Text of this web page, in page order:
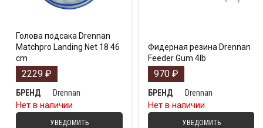
Голова подсакa Drennan
Matchpro Landing Net 18 46
cm
2229 ₽
БРЕНД
Drennan
Нет в наличии
УВЕДОМИТЬ
Фидерная резина Drennan
Feeder Gum 4lb
970 ₽
БРЕНД
Drennan
Нет в наличии
УВЕДОМИТЬ